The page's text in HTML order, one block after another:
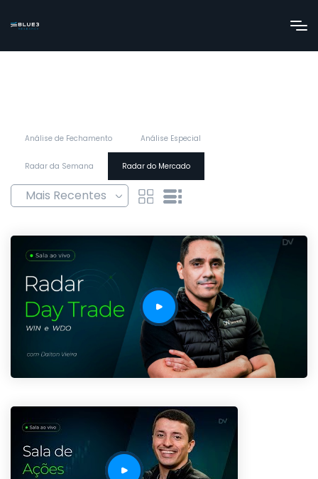
Análise de Fechamento Análise Especial
Radar da Semana Radar do Mercado